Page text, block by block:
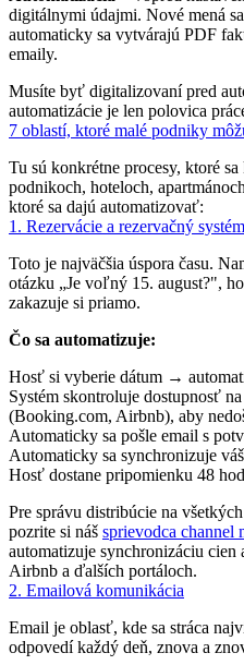
digitálnymi údajmi. Nové mená
automaticky sa vytvárajú PDF
emaily.
Musíte byť digitalizovaní pred
automatizácie je len polovica
7 oblastí, ktoré malé podniky
Tu sú konkrétne procesy, ktoré
podnikoch, hoteloch,
ktoré sa dajú automatizovať:
1. Rezervácie a rezervačný systém
Toto je najväčšia úspora času.
otázku „Je voľný 15. august?",
zakazuje si priamo.
Čo sa automatizuje:
Hosť si vyberie dátum →
Systém skontroluje dostupnosť
(Booking.com, Airbnb), aby
Automaticky sa pošle email s
Automaticky sa synchronizuje
Hosť dostane pripomienku 48
Pre správu distribúcie na
pozrite si náš sprievodca channel
automatizuje synchronizáciu
Airbnb a ďalších portáloch.
2. Emailová komunikácia
Email je oblasť, kde sa stráca
odpovedí každý deň, znova a